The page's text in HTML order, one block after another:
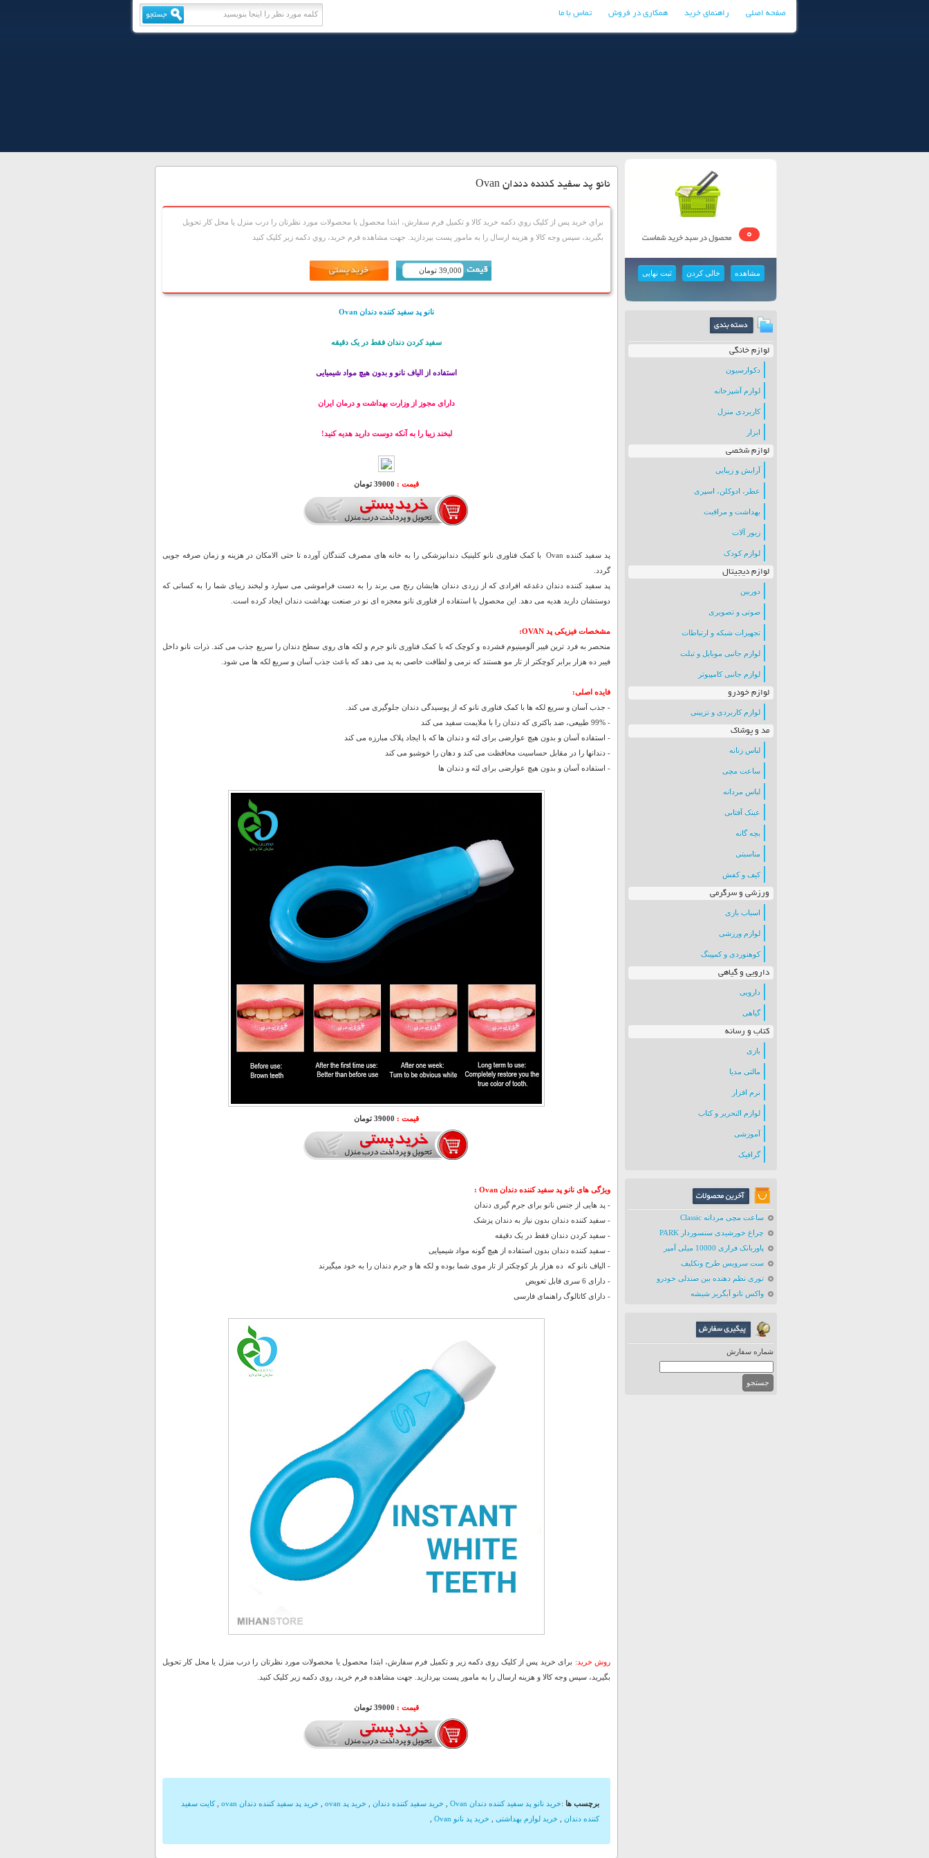
صفحه اصلی راهنمای خرید همکاری در فروش تماس با ما
0
مشاهده خالی کردن ثبت نهایی
لوازم خانگی
دکوارسیون
لوازم آشپزخانه
کاربردی منزل
ابزار
لوازم شخصی
آرایش و زیبایی
عطر، ادوکلن، اسپری
بهداشت و مراقبت
زیور آلات
لوازم کودک
لوازم دیجیتال
دوربین
صوتی و تصویری
تجهیزات شبکه و ارتباطات
لوازم جانبی موبایل و تبلت
لوازم جانبی کامپیوتر
لوازم خودرو
لوازم کاربردی و تزیینی
مد و پوشاک
لباس زنانه
ساعت مچی
لباس مردانه
عینک آفتابی
بچه گانه
مناسبتی
کیف و کفش
ورزشی و سرگرمی
اسباب بازی
لوازم ورزشی
کوهنوردی و کمپینگ
دارویی و گیاهی
دارویی
گیاهی
کتاب و رسانه
بازی
مالتی مدیا
نرم افزار
لوازم التحریر و کتاب
آموزشی
گرافیک
ساعت مچی مردانه Classic
چراغ خورشیدی سنسوردار PARK
پاوربانک فراری 10000 میلی آمپر
ست سرویس طرح ونکلیف
توری نظم دهنده بین صندلی خودرو
واکس نانو آبگریز شیشه
شماره سفارش
نانو پد سفید کننده دندان Ovan
براي خريد پس از کليک روي دکمه خريد کالا و تکميل فرم سفارش، ابتدا محصول يا محصولات مورد نظرتان را درب منزل يا محل کار تحويل
بگيريد، سپس وجه کالا و هزينه ارسال را به مامور پست بپردازيد. جهت مشاهده فرم خريد، روي دکمه زير کليک کنيد
39,000 تومان
نانو پد سفید کننده دندان Ovan
سفید کردن دندان فقط در یک دقیقه
استفاده از الیاف نانو و بدون هیچ مواد شیمیایی
دارای مجوز از وزارت بهداشت و درمان ایران
لبخند زیبا را به آنکه دوست دارید هدیه کنید!
قیمت : 39000 تومان
پد سفید کننده Ovan با کمک فناوری نانو کلینیک دندانپزشکی را به خانه های مصرف کنندگان آورده تا حتی الامکان در هزینه و زمان صرفه جویی
گردد.
پد سفید کننده دندان دغدغه افرادی که از زردی دندان هایشان رنج می برند را به دست فراموشی می سپارد و لبخند زیبای شما را به کسانی که
دوستشان دارید هدیه می دهد. این محصول با استفاده از فناوری نانو معجزه ای نو در صنعت بهداشت دندان ایجاد کرده است.
مشخصات فیزیکی پد OVAN:
منحصر به فرد ترین فیبر آلومینیوم فشرده و کوچک که با کمک فناوری نانو جرم و لکه های روی سطح دندان را سریع جذب می کند. ذرات نانو داخل
فیبر ده هزار برابر کوچکتر از تار مو هستند که نرمی و لطافت خاصی به پد می دهد که باعث جذب آسان و سریع لکه ها می شود.
فایده اصلی:
- جذب آسان و سریع لکه ها با کمک فناوری نانو که از پوسیدگی دندان جلوگیری می کند.
- 99% طبیعی، ضد باکتری که دندان را با ملایمت سفید می کند
- استفاده آسان و بدون هیچ عوارضی برای لثه و دندان ها که با ایجاد پلاک مبارزه می کند
- دندانها را در مقابل حساسیت محافظت می کند و دهان را خوشبو می کند
- استفاده آسان و بدون هیچ عوارضی برای لثه و دندان ها
قیمت : 39000 تومان
ویژگی های نانو پد سفید کننده دندان Ovan :
- پد هایی از جنس نانو برای جرم گیری دندان
- سفید کننده دندان بدون نیاز به دندان پزشک
- سفید کردن دندان فقط در یک دقیقه
- سفید کننده دندان بدون استفاده از هیچ گونه مواد شیمیایی
- الیاف نانو که ده هزار بار کوچکتر از تار موی شما بوده و لکه ها و جرم دندان را به خود میگیرند
- دارای 6 سری قابل تعویض
- دارای کاتالوگ راهنمای فارسی
روش خرید: برای خرید پس از کلیک روی دکمه زیر و تکمیل فرم سفارش، ابتدا محصول یا محصولات مورد نظرتان را درب منزل یا محل کار تحویل
بگیرید، سپس وجه کالا و هزینه ارسال را به مامور پست بپردازید. جهت مشاهده فرم خرید، روی دکمه زیر کلیک کنید.
قیمت : 39000 تومان
برچسب ها :خرید نانو پد سفید کننده دندان Ovan خرید سفید کننده دندان خرید پد ovan خرید پد سفید کننده دندان ovan ,کایت سفید
کننده دندان
خرید لوازم بهداشتی خرید پد نانو Ovan